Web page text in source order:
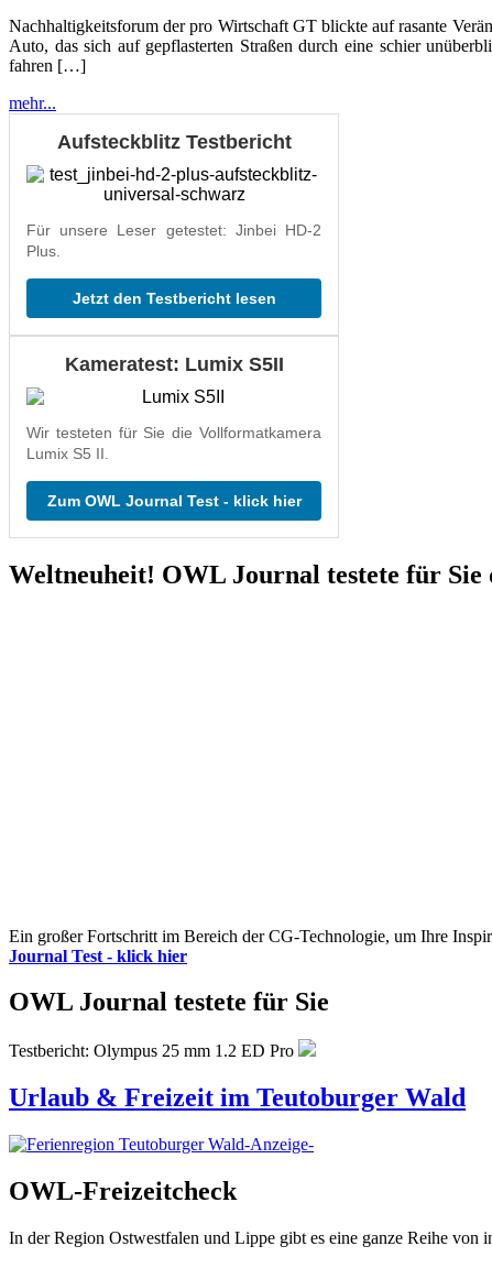
Nachhaltigkeitsforum der pro Wirtschaft GT blickte auf rasante
Auto, das sich auf gepflasterten Straßen durch eine schier
fahren […]
mehr...
Aufsteckblitz Testbericht
Für unsere Leser getestet: Jinbei HD-2
Plus.
Jetzt den Testbericht lesen
Kameratest: Lumix S5II
Wir testeten für Sie die Vollformatkamera
Lumix S5 II.
Zum OWL Journal Test - klick hier
Weltneuheit! OWL Journal testete für
Ein großer Fortschritt im Bereich der CG-Technologie, um Ihre
Journal Test - klick hier
OWL Journal testete für Sie
Testbericht: Olympus 25 mm 1.2 ED Pro
Urlaub & Freizeit im Teutoburger Wald
-Anzeige-
OWL-Freizeitcheck
In der Region Ostwestfalen und Lippe gibt es eine ganze Reihe von